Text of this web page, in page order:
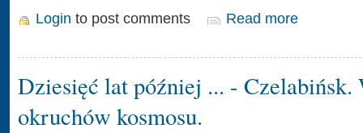
Login to post comments Read more
Dziesięć lat później ... - Czelabińsk.
okruchów kosmosu.